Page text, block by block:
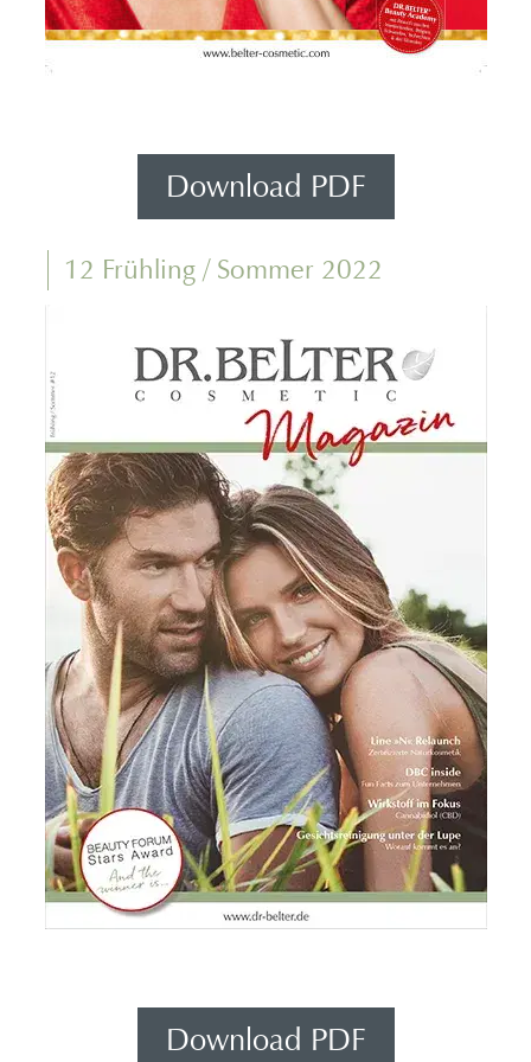
Download PDF
12 Frühling / Sommer 2022
Download PDF